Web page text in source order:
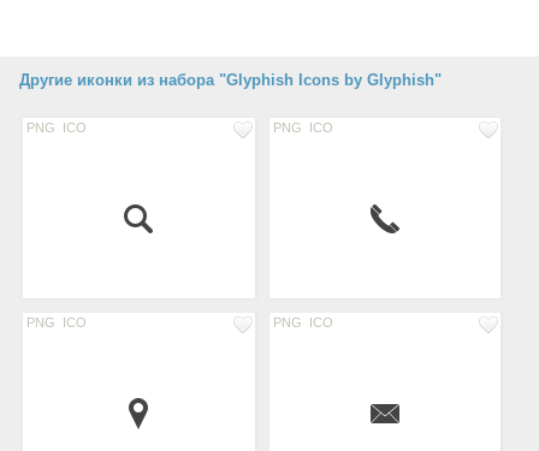
Другие иконки из набора "Glyphish Icons by Glyphish"
PNG ICO PNG ICO
PNG ICO PNG ICO